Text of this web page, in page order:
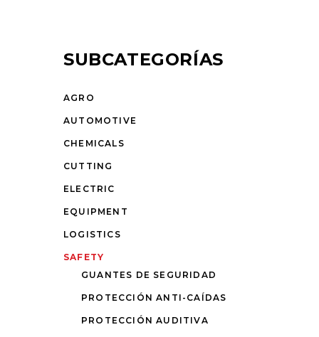
SUBCATEGORÍAS
AGRO
AUTOMOTIVE
CHEMICALS
CUTTING
ELECTRIC
EQUIPMENT
LOGISTICS
SAFETY
GUANTES DE SEGURIDAD
PROTECCIÓN ANTI-CAÍDAS
PROTECCIÓN AUDITIVA